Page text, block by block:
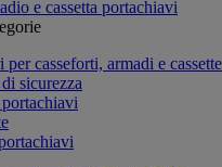
e cassetta portachiavi
per casseforti, armadi e
sicurezza